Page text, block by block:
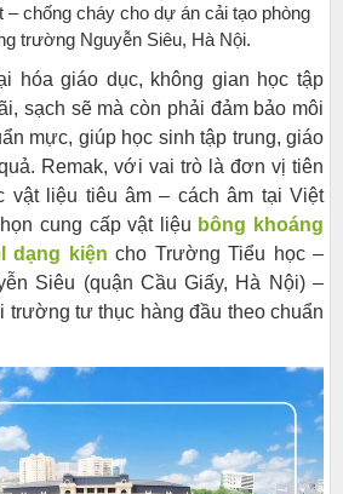
– chống cháy cho dự án cải tạo phòng
trường Nguyễn Siêu, Hà Nội.
hóa giáo dục, không gian học tập
sạch sẽ mà còn phải đảm bảo môi
mực, giúp học sinh tập trung, giáo
Remak, với vai trò là đơn vị tiên
vật liệu tiêu âm – cách âm tại Việt
cung cấp vật liệu bông khoáng
dạng kiện cho Trường Tiểu học –
Siêu (quận Cầu Giấy, Hà Nội) –
trường tư thục hàng đầu theo chuẩn